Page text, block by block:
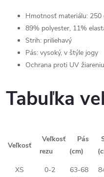
Hmotnosť materiálu: 250
89% polyester, 11%
Strih: priliehavý
Pás: vysoký, v štýle jogy
Ochrana proti UV
Tabuľka
Veľkosť
Veľkosť
rezu
Pás
(cm)
XS
0-2 63-68